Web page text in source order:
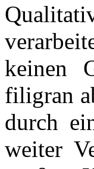
keinen
filigran
durch
weiter